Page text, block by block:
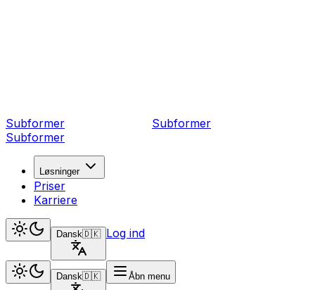
Subformer Subformer
Subformer
Løsninger
Priser
Karriere
Dansk🇩🇰 Log ind
Dansk🇩🇰 Åbn menu